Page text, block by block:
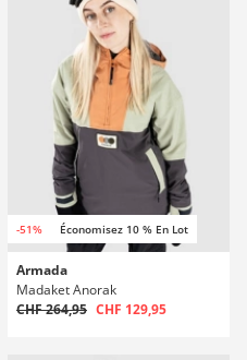
-51% Économisez 10 % En Lot
Armada
Madaket Anorak
CHF 264,95 CHF 129,95